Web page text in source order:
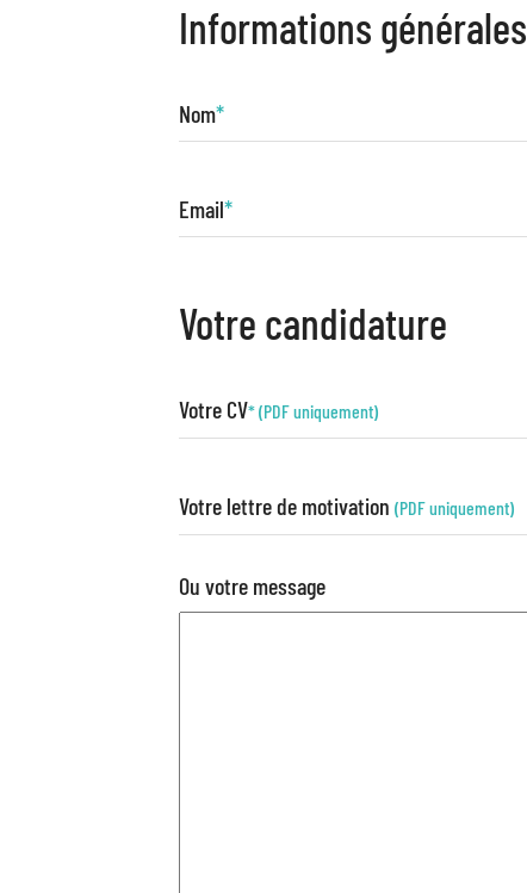
Informations générales
Nom*
Email*
Votre candidature
Votre CV* (PDF uniquement)
Votre lettre de motivation (PDF uniquement)
Ou votre message